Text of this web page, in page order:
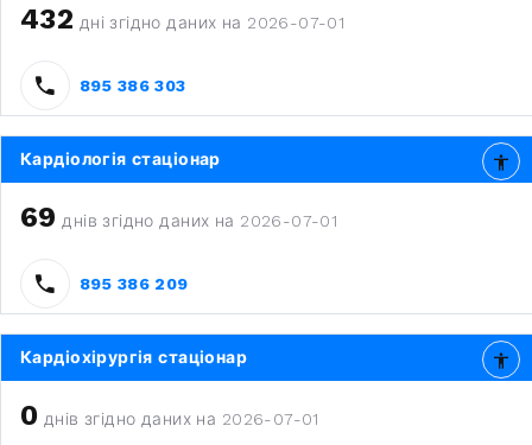
432 дні згідно даних на 2026-07-01
895 386 303
Кардіологія стаціонар
69 днів згідно даних на 2026-07-01
895 386 209
Кардіохірургія стаціонар
0 днів згідно даних на 2026-07-01